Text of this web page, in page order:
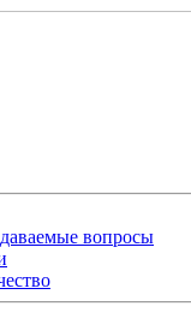
вопросы